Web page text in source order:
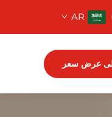
AR
عرض سعر